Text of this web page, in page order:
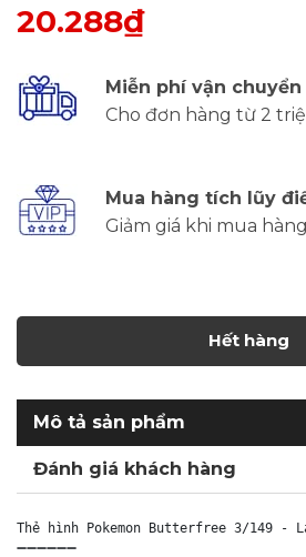
20.288₫
Miễn phí vận chuyển
Cho đơn hàng từ 2
Mua hàng tích lũy
Giảm giá khi mua hàng
Hết hàng
Mô tả sản phẩm
Đánh giá khách hàng
Thẻ hình Pokemon Butterfree 3/149 -
➖➖➖➖➖➖